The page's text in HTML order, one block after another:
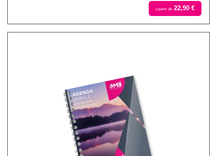
à partir de 22,90 €